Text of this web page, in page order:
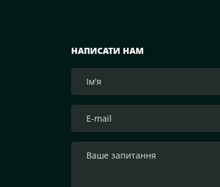
НАПИСАТИ НАМ